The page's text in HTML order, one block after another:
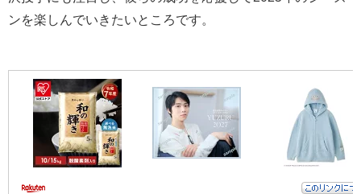
ンを楽しんでいきたいところです。